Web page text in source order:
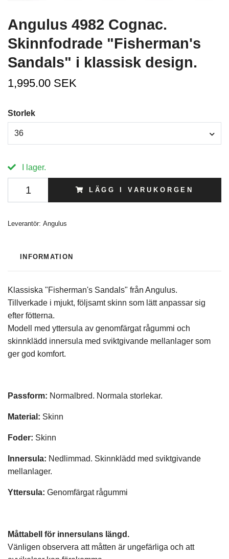
Angulus 4982 Cognac.
Skinnfodrade "Fisherman's
Sandals" i klassisk design.
1,995.00 SEK
Storlek
36
I lager.
LÄGG I VARUKORGEN
Leverantör: Angulus
INFORMATION
Klassiska "Fisherman's Sandals" från Angulus.
Tillverkade i mjukt, följsamt skinn som lätt anpassar sig
efter fötterna.
Modell med yttersula av genomfärgat rågummi och
skinnklädd innersula med sviktgivande mellanlager som
ger god komfort.
Passform: Normalbred. Normala storlekar.
Material: Skinn
Foder: Skinn
Innersula: Nedlimmad. Skinnklädd med sviktgivande
mellanlager.
Yttersula: Genomfärgat rågummi
Måttabell för innersulans längd.
Vänligen observera att måtten är ungefärliga och att